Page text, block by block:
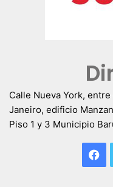
Calle Nueva York,
Janeiro, edificio
Piso 1 y 3 Municipio